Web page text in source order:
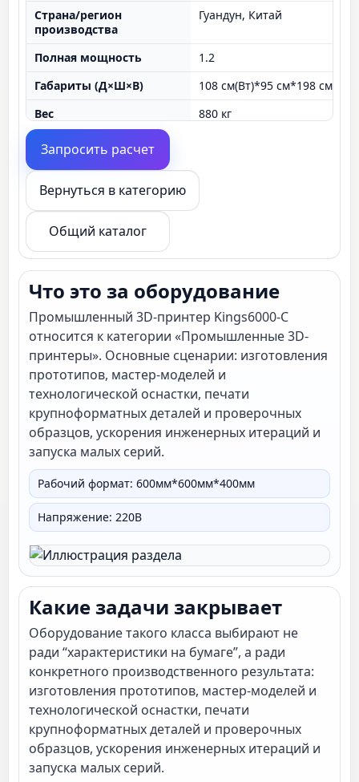
Страна/регион
производства
Гуандун, Китай
Полная мощность
1.2
Габариты (Д×Ш×В)
108 см(Вт)*95 см*198 см
Вес
880 кг
модель количество
Применение
Материалы печати
система
система
толщина
Рабочее поле печати
600мм*600мм*400мм
ПО
7
Гарантия
2 лет
печать
0.1мм, и, или и
печать размер
печать размер: 850×850×550
Скорость печати
напечатанного
упаковка детали
Запросить расчет
Вернуться в категорию
Общий каталог
Что это за оборудование
Промышленный 3D-принтер Kings6000-C
относится к категории «Промышленные 3D-
принтеры». Основные сценарии: изготовления
прототипов, мастер-моделей и
технологической оснастки, печати
крупноформатных деталей и проверочных
образцов, ускорения инженерных итераций и
запуска малых серий.
Рабочий формат: 600мм*600мм*400мм
Напряжение: 220В
Какие задачи закрывает
Оборудование такого класса выбирают не
ради “характеристики на бумаге”, а ради
конкретного производственного результата:
изготовления прототипов, мастер-моделей и
технологической оснастки, печати
крупноформатных деталей и проверочных
образцов, ускорения инженерных итераций и
запуска малых серий.